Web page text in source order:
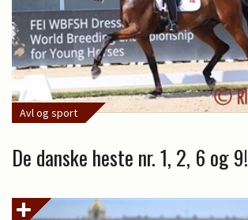
Avl og sport
De danske heste nr. 1, 2, 6 og 9!